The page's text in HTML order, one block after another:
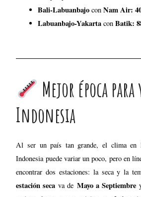
Indonesia
estación seca Mayo a Septiembre
mejor época para viajar a
recomendable evitar los meses de
temporada alta, ya que está más
Igualmente, no os fiéis mucho de la
y llevad chubasquero por si acaso (os lo
llevó y a quien le diluvió en la selva de